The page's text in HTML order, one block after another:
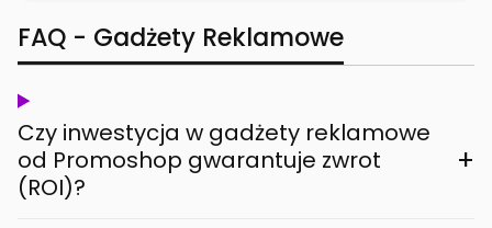
FAQ - Gadżety Reklamowe
Czy inwestycja w gadżety reklamowe
od Promoshop gwarantuje zwrot
(ROI)?
+